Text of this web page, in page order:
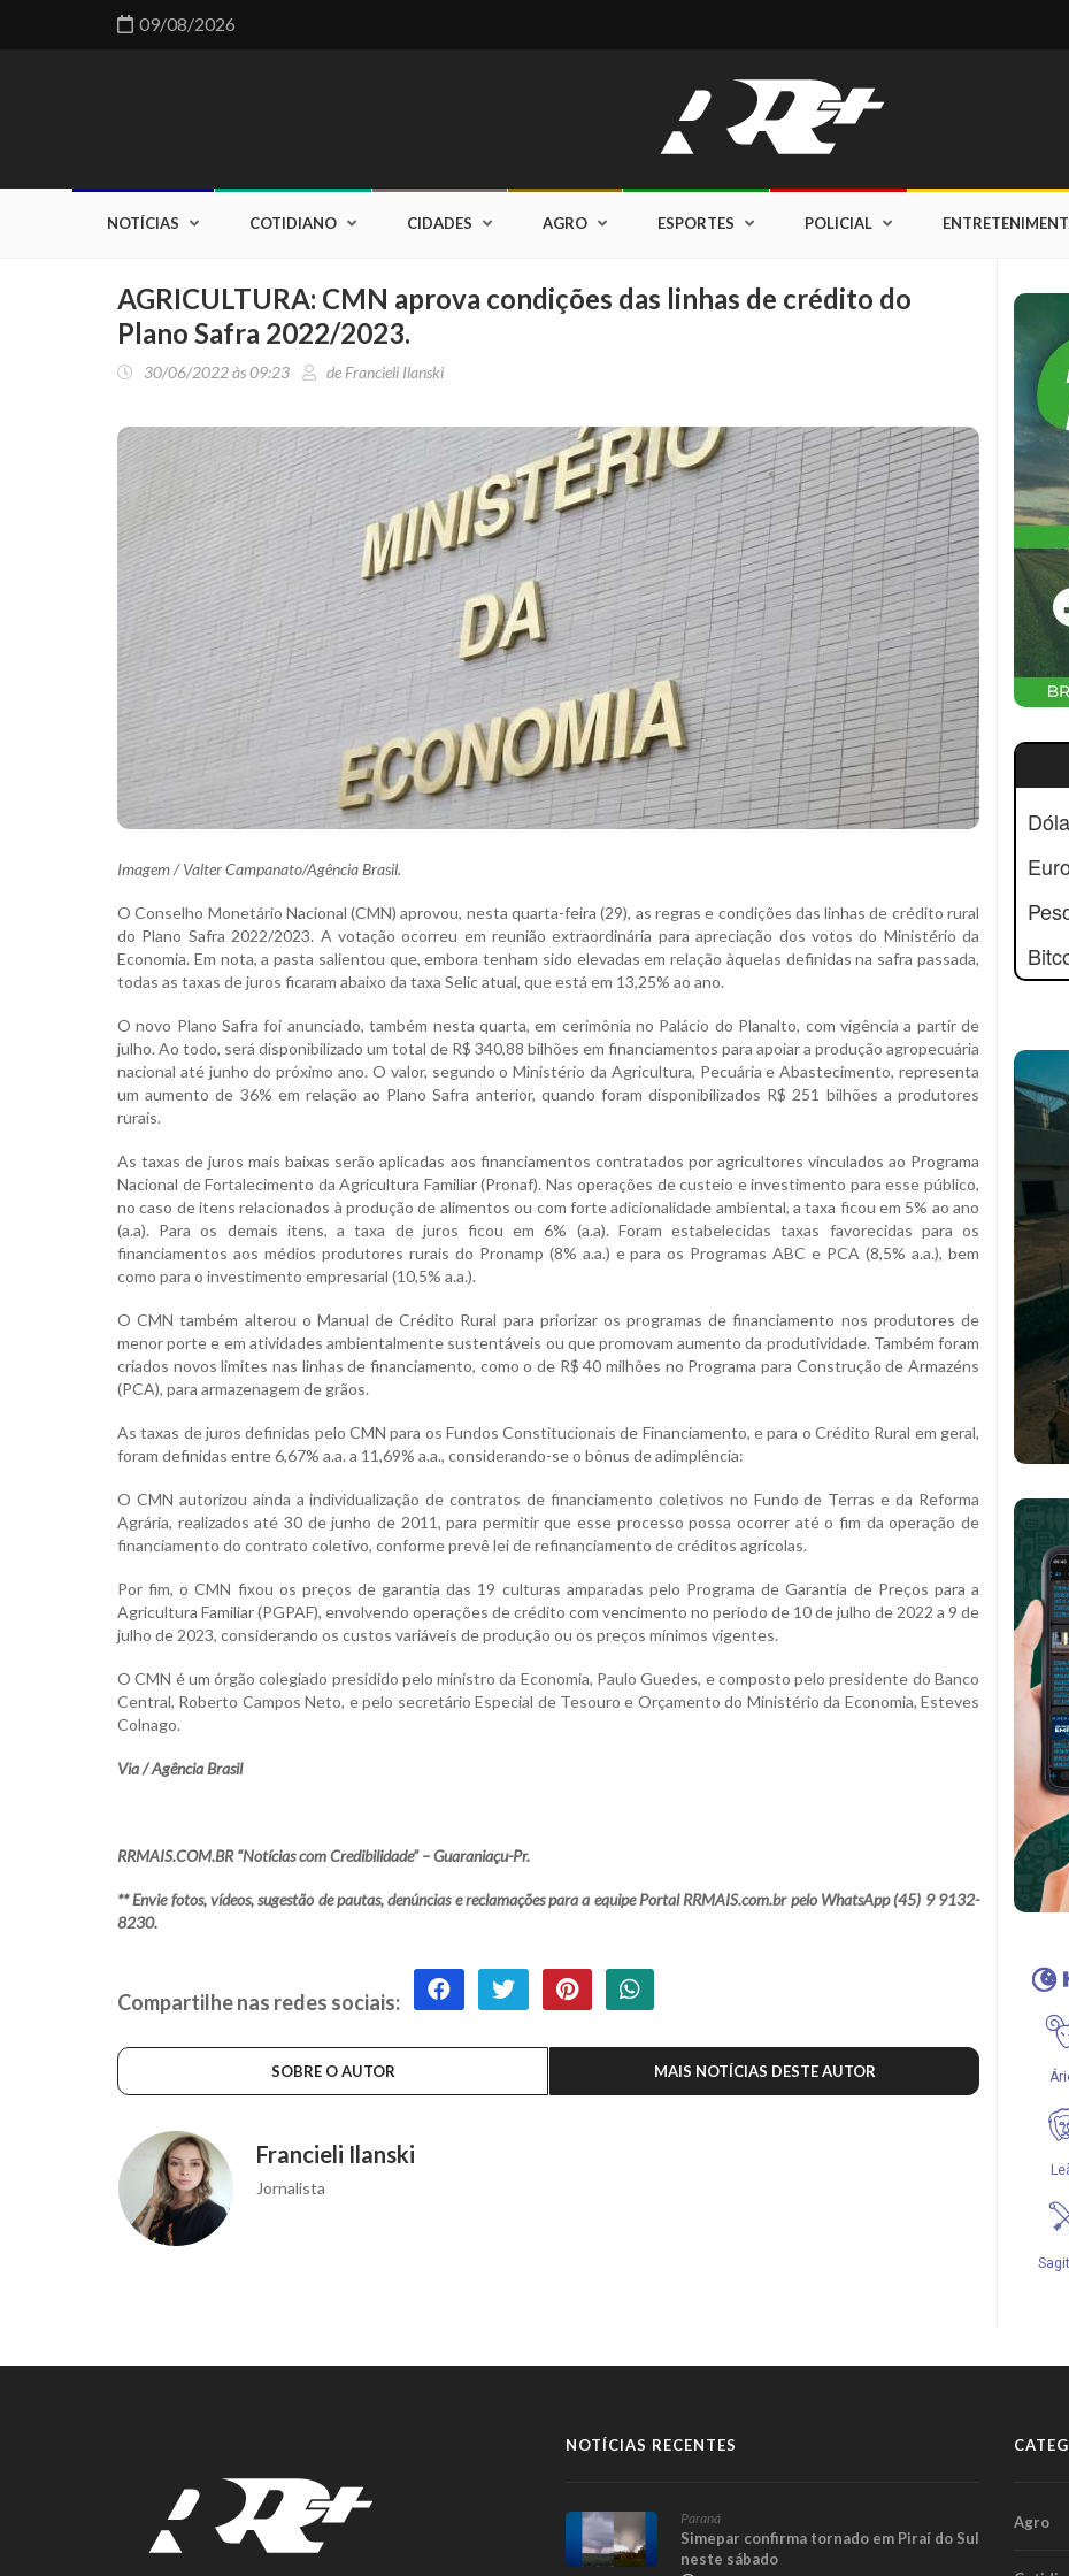
09/08/2026
NOTÍCIAS COTIDIANO CIDADES AGRO ESPORTES POLICIAL
AGRICULTURA: CMN aprova condições das linhas de crédito do
Plano Safra 2022/2023.
30/06/2022 às 09:23 de Francieli Ilanski
Imagem / Valter Campanato/Agência Brasil.
O Conselho Monetário Nacional (CMN) aprovou, nesta quarta-feira (29), as regras e condições das linhas de crédito rural
do Plano Safra 2022/2023. A votação ocorreu em reunião extraordinária para apreciação dos votos do Ministério da
Economia. Em nota, a pasta salientou que, embora tenham sido elevadas em relação àquelas definidas na safra passada,
todas as taxas de juros ficaram abaixo da taxa Selic atual, que está em 13,25% ao ano.
O novo Plano Safra foi anunciado, também nesta quarta, em cerimônia no Palácio do Planalto, com vigência a partir de
julho. Ao todo, será disponibilizado um total de R$ 340,88 bilhões em financiamentos para apoiar a produção agropecuária
nacional até junho do próximo ano. O valor, segundo o Ministério da Agricultura, Pecuária e Abastecimento, representa
um aumento de 36% em relação ao Plano Safra anterior, quando foram disponibilizados R$ 251 bilhões a produtores
rurais.
As taxas de juros mais baixas serão aplicadas aos financiamentos contratados por agricultores vinculados ao Programa
Nacional de Fortalecimento da Agricultura Familiar (Pronaf). Nas operações de custeio e investimento para esse público,
no caso de itens relacionados à produção de alimentos ou com forte adicionalidade ambiental, a taxa ficou em 5% ao ano
(a.a). Para os demais itens, a taxa de juros ficou em 6% (a.a). Foram estabelecidas taxas favorecidas para os
financiamentos aos médios produtores rurais do Pronamp (8% a.a.) e para os Programas ABC e PCA (8,5% a.a.), bem
como para o investimento empresarial (10,5% a.a.).
O CMN também alterou o Manual de Crédito Rural para priorizar os programas de financiamento nos produtores de
menor porte e em atividades ambientalmente sustentáveis ou que promovam aumento da produtividade. Também foram
criados novos limites nas linhas de financiamento, como o de R$ 40 milhões no Programa para Construção de Armazéns
(PCA), para armazenagem de grãos.
As taxas de juros definidas pelo CMN para os Fundos Constitucionais de Financiamento, e para o Crédito Rural em geral,
foram definidas entre 6,67% a.a. a 11,69% a.a., considerando-se o bônus de adimplência:
O CMN autorizou ainda a individualização de contratos de financiamento coletivos no Fundo de Terras e da Reforma
Agrária, realizados até 30 de junho de 2011, para permitir que esse processo possa ocorrer até o fim da operação de
financiamento do contrato coletivo, conforme prevê lei de refinanciamento de créditos agrícolas.
Por fim, o CMN fixou os preços de garantia das 19 culturas amparadas pelo Programa de Garantia de Preços para a
Agricultura Familiar (PGPAF), envolvendo operações de crédito com vencimento no período de 10 de julho de 2022 a 9 de
julho de 2023, considerando os custos variáveis de produção ou os preços mínimos vigentes.
O CMN é um órgão colegiado presidido pelo ministro da Economia, Paulo Guedes, e composto pelo presidente do Banco
Central, Roberto Campos Neto, e pelo secretário Especial de Tesouro e Orçamento do Ministério da Economia, Esteves
Colnago.
Via / Agência Brasil
RRMAIS.COM.BR “Notícias com Credibilidade” – Guaraniaçu-Pr.
** Envie fotos, vídeos, sugestão de pautas, denúncias e reclamações para a equipe Portal RRMAIS.com.br pelo WhatsApp (45) 9 9132-
8230.
Compartilhe nas redes sociais:
SOBRE O AUTOR MAIS NOTÍCIAS DESTE AUTOR
Francieli Ilanski
Jornalista
Euro
NOTÍCIAS RECENTES
Paraná
Simepar confirma tornado em Piraí do Sul
neste sábado
Agro